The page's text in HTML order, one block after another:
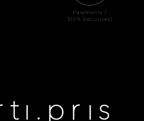
Paiements /
100% [sécurisés]